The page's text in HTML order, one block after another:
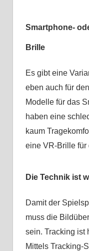
Smartphone-
Brille
Es gibt eine
eben auch für
Modelle für das
haben eine
kaum
eine VR-Brille für
Die Technik ist
Damit der
muss die
sein. Tracking ist
Mittels Tracking-